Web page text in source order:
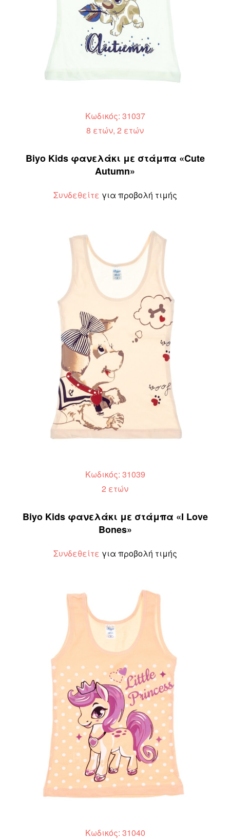
Κωδικός: 31037
8 ετών, 2 ετών
Biyo Kids φανελάκι με στάμπα «Cute
Autumn»
Συνδεθείτε για προβολή τιμής
Κωδικός: 31039
2 ετών
Biyo Kids φανελάκι με στάμπα «I Love
Bones»
Συνδεθείτε για προβολή τιμής
Κωδικός: 31040